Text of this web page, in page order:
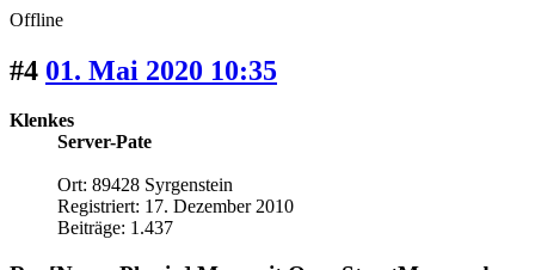
Offline
#4 01. Mai 2020 10:35
Klenkes
Server-Pate
Ort: 89428 Syrgenstein
Registriert: 17. Dezember 2010
Beiträge: 1.437